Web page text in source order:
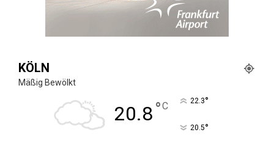
KÖLN
Mäßig Bewölkt
20.8°C 22.3°
20.5°